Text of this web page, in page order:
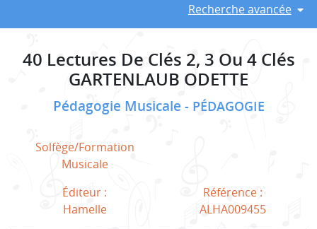
Recherche avancée
40 Lectures De Clés 2, 3 Ou 4 Clés
GARTENLAUB ODETTE
Pédagogie Musicale PÉDAGOGIE
Solfège/Formation
Musicale
Éditeur :
Hamelle
Référence :
ALHA009455